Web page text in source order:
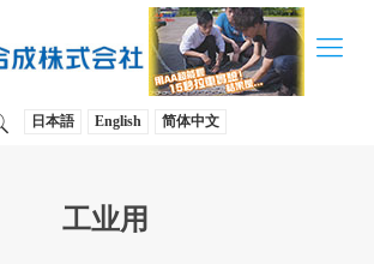
日本語 English 简体中文
工业用